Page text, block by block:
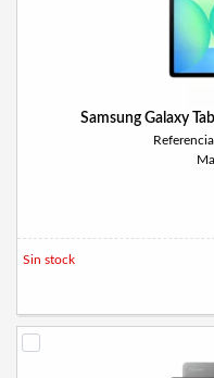
Samsung Galaxy
Sin stock